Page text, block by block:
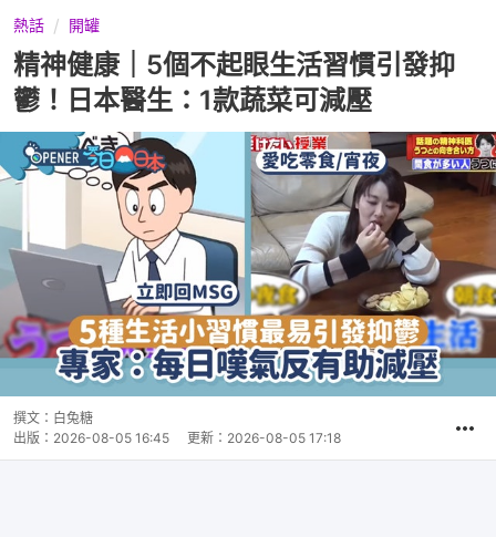
熱話 開罐
精神健康｜5個不起眼生活習慣引發抑
鬱！日本醫生：1款蔬菜可減壓
撰文： 白兔糖
出版： 2026-08-05 16:45 更新： 2026-08-05 17:18